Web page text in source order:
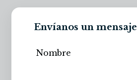
Envíanos un mensaje